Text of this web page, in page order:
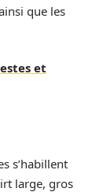
que les
et
s’habillent
large, gros